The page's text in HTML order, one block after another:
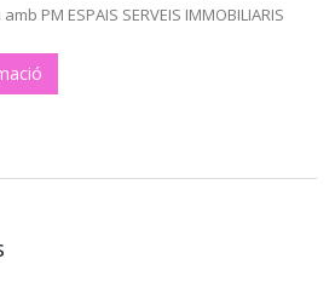
PM ESPAIS SERVEIS IMMOBILIARIS